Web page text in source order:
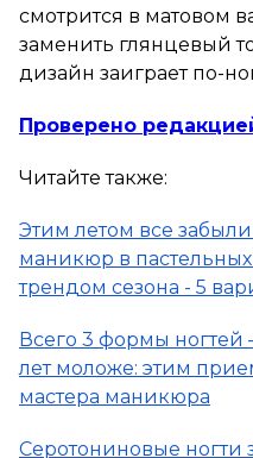
смотрится в матовом
заменить глянцевый
дизайн заиграет по-
Проверено
Читайте также:
Этим летом все
маникюр в пастельных
трендом сезона - 5
Всего 3 формы ногтей
лет моложе: этим
мастера маникюра
Серотониновые ногти